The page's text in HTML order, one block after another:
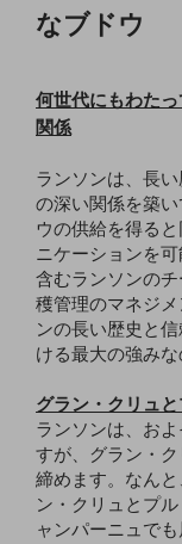
なブドウ
何世代にもわた
関係
ランソンは、長
の深い関係を築
ウの供給を得る
ニケーションを
含むランソンの
穫管理のマネジ
ンの長い歴史と
ける最大の強みな
グラン・クリュ
ランソンは、お
すが、グラン・
締めます。なん
ン・クリュとプ
ャンパーニュで